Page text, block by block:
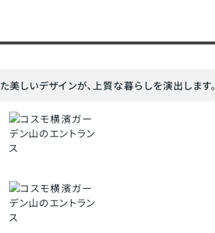
しいデザインが、上質な暮らしを演出します。